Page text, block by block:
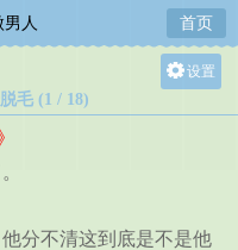
人 首页
设置
毛 (1 / 18)
不清这到底是不是他